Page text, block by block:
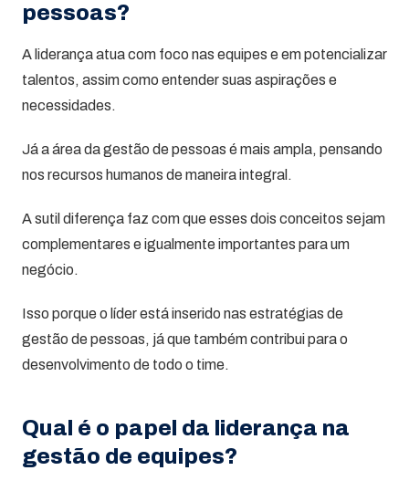
pessoas?
A liderança atua com foco nas equipes e em potencializar
talentos, assim como entender suas aspirações e
necessidades.
Já a área da gestão de pessoas é mais ampla, pensando
nos recursos humanos de maneira integral.
A sutil diferença faz com que esses dois conceitos sejam
complementares e igualmente importantes para um
negócio.
Isso porque o líder está inserido nas estratégias de
gestão de pessoas, já que também contribui para o
desenvolvimento de todo o time.
Qual é o papel da liderança na
gestão de equipes?